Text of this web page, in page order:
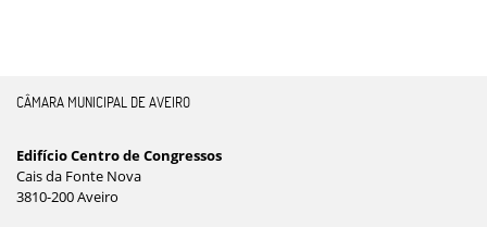
CÂMARA MUNICIPAL DE AVEIRO
Edifício Centro de Congressos
Cais da Fonte Nova
3810-200 Aveiro